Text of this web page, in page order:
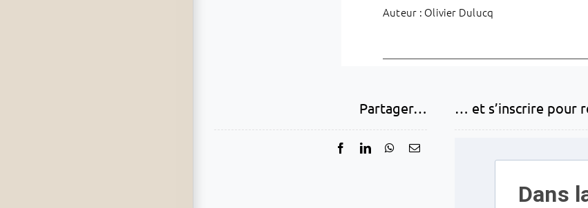
Auteur : Olivier Dulucq
Partager… … et s’inscrire pour
Dans